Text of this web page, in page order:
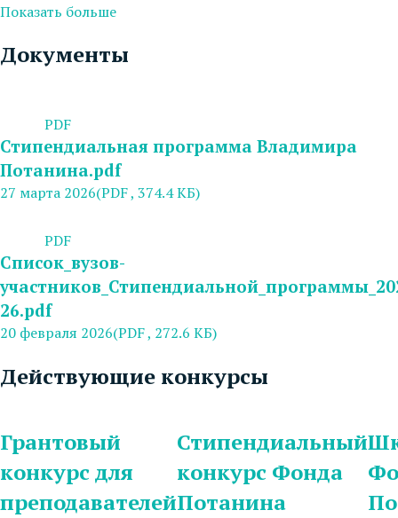
Показать больше
Документы
PDF
Стипендиальная программа Владимира
Потанина.pdf
27 марта 2026(PDF , 374.4 КБ)
PDF
Список_вузов-
26.pdf
20 февраля 2026(PDF , 272.6 КБ)
Действующие конкурсы
Грантовый
конкурс для
преподавателей
Стипендиальный
конкурс Фонда
Потанина